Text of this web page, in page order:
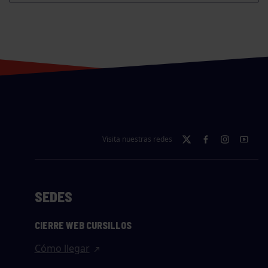
Visita nuestras redes
SEDES
CIERRE WEB CURSILLOS
Cómo llegar